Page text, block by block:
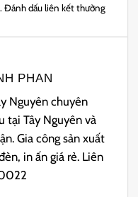
. Đánh dấuliên kết thường
PHAN
Nguyên chuyên
tại Tây Nguyên và
Gia công sản xuất
in ấn giá rẻ. Liên